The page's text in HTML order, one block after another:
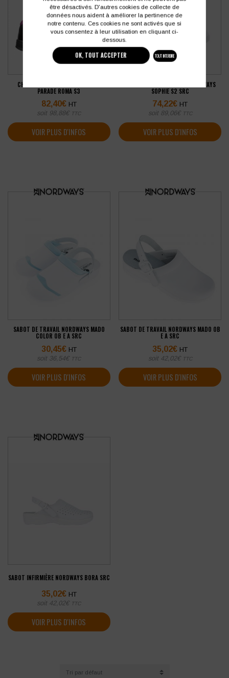
CHAUSSURES DE SÉCURITÉ FEMME
PARADE ROMA S3
82,40€ HT
soit 98,88€ TTC
VOIR PLUS D'INFOS
MOCASSINS DE SÉCURITÉ NORDWAYS
SOPHIE S2 SRC
74,22€ HT
soit 89,06€ TTC
VOIR PLUS D'INFOS
SABOT DE TRAVAIL NORDWAYS MADO
COLOR OB E A SRC
30,45€ HT
soit 36,54€ TTC
VOIR PLUS D'INFOS
SABOT DE TRAVAIL NORDWAYS MADO OB
E A SRC
35,02€ HT
soit 42,02€ TTC
VOIR PLUS D'INFOS
SABOT INFIRMIÈRE NORDWAYS BORA SRC
35,02€ HT
soit 42,02€ TTC
VOIR PLUS D'INFOS
être désactivés. D'autres cookies de collecte de
données nous aident à améliorer la pertinence de
notre contenu. Ces cookies ne sont activés que si
vous consentez à leur utilisation en cliquant ci-
dessous.
OK, TOUT ACCEPTER TOUT INTERDIRE